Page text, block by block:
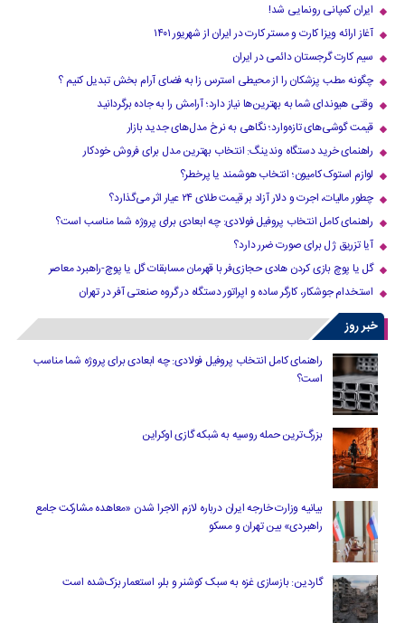
ایران کمپانی رونمایی شد!
آغاز ارائه ویزا کارت و مستر کارت در ایران از شهریور ۱۴۰۱
سیم کارت گرجستان دائمی در ایران
چگونه مطب پزشکان را از محیطی استرس زا به فضای آرام بخش تبدیل کنیم ؟
وقتی هیوندای شما به بهترین‌ها نیاز دارد؛ آرامش را به جاده برگردانید
قیمت گوشی‌های تازه‌وارد؛ نگاهی به نرخ مدل‌های جدید بازار
راهنمای خرید دستگاه وندینگ: انتخاب بهترین مدل برای فروش خودکار
لوازم استوک کامیون؛ انتخاب هوشمند یا پرخطر؟
چطور مالیات، اجرت و دلار آزاد بر قیمت طلای ۲۴ عیار اثر می‌گذارد؟
راهنمای کامل انتخاب پروفیل فولادی: چه ابعادی برای پروژه شما مناسب است؟
آیا تزریق ژل برای صورت ضرر دارد​؟
گل یا پوچ بازی کردن هادی حجازی‌فر با قهرمان مسابقات گل یا پوچ-راهبرد معاصر
استخدام جوشکار، کارگر ساده و اپراتور دستگاه در گروه صنعتی آفر در تهران
خبر روز
راهنمای کامل انتخاب پروفیل فولادی: چه ابعادی برای پروژه شما مناسب
است؟
بزرگ‌ترین حمله روسیه به شبکه گازی اوکراین
بیانیه وزارت خارجه ایران درباره لازم‌ الاجرا شدن «معاهده مشارکت جامع
راهبردی» بین تهران و مسکو
گاردین: بازسازی غزه به سبک کوشنر و بلر، استعمار بزک‌شده است